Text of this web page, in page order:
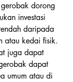
dorong
investasi
daripada
atau kedai fisik.
juga dapat
dapat
umum atau di